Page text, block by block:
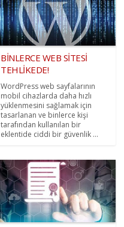
BİNLERCE WEB SİTESİ
TEHLİKEDE!
WordPress web sayfalarının
mobil cihazlarda daha hızlı
yüklenmesini sağlamak için
tasarlanan ve binlerce kişi
tarafından kullanılan bir
eklentide ciddi bir güvenlik ...